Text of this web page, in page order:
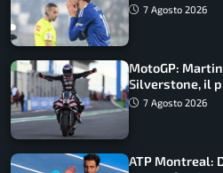
7 Agosto 2026
MotoGP:
Silverstone, il
7 Agosto 2026
ATP Montreal: